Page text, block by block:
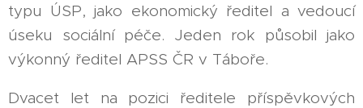
typu ÚSP, jako ekonomický ředitel a vedoucí
úseku sociální péče. Jeden rok působil jako
výkonný ředitel APSS ČR v Táboře.
Dvacet let na pozici ředitele příspěvkových